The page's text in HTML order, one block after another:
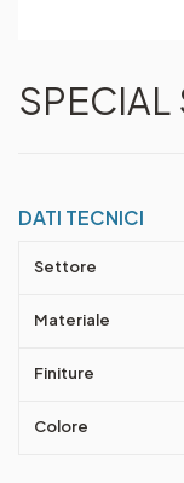
DATI TECNICI
Settore
Materiale
Finiture
Colore